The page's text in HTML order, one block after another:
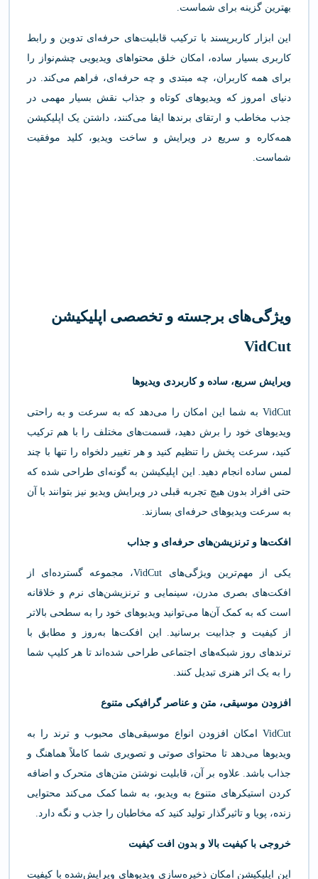
بهترین گزینه برای شماست.
این ابزار کاربرپسند با ترکیب قابلیت‌های حرفه‌ای تدوین و رابط
کاربری بسیار ساده، امکان خلق محتواهای ویدیویی چشم‌نواز را
برای همه کاربران، چه مبتدی و چه حرفه‌ای، فراهم می‌کند. در
دنیای امروز که ویدیوهای کوتاه و جذاب نقش بسیار مهمی در
جذب مخاطب و ارتقای برندها ایفا می‌کنند، داشتن یک اپلیکیشن
همه‌کاره و سریع در ویرایش و ساخت ویدیو، کلید موفقیت
شماست.
ویژگی‌های برجسته و تخصصی اپلیکیشن
VidCut
ویرایش سریع، ساده و کاربردی ویدیوها
VidCut به شما این امکان را می‌دهد که به سرعت و به راحتی
ویدیوهای خود را برش دهید، قسمت‌های مختلف را با هم ترکیب
کنید، سرعت پخش را تنظیم کنید و هر تغییر دلخواه را تنها با چند
لمس ساده انجام دهید. این اپلیکیشن به گونه‌ای طراحی شده که
حتی افراد بدون هیچ تجربه قبلی در ویرایش ویدیو نیز بتوانند با آن
به سرعت ویدیوهای حرفه‌ای بسازند.
افکت‌ها و ترنزیشن‌های حرفه‌ای و جذاب
یکی از مهم‌ترین ویژگی‌های VidCut، مجموعه گسترده‌ای از
افکت‌های بصری مدرن، سینمایی و ترنزیشن‌های نرم و خلاقانه
است که به کمک آن‌ها می‌توانید ویدیوهای خود را به سطحی بالاتر
از کیفیت و جذابیت برسانید. این افکت‌ها به‌روز و مطابق با
ترندهای روز شبکه‌های اجتماعی طراحی شده‌اند تا هر کلیپ شما
را به یک اثر هنری تبدیل کنند.
افزودن موسیقی، متن و عناصر گرافیکی متنوع
VidCut امکان افزودن انواع موسیقی‌های محبوب و ترند را به
ویدیوها می‌دهد تا محتوای صوتی و تصویری شما کاملاً هماهنگ و
جذاب باشد. علاوه بر آن، قابلیت نوشتن متن‌های متحرک و اضافه
کردن استیکرهای متنوع به ویدیو، به شما کمک می‌کند محتوایی
زنده، پویا و تاثیرگذار تولید کنید که مخاطبان را جذب و نگه دارد.
خروجی با کیفیت بالا و بدون افت کیفیت
این اپلیکیشن امکان ذخیره‌سازی ویدیوهای ویرایش‌شده با کیفیت